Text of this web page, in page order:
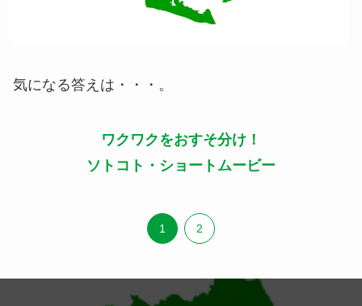
気になる答えは・・・。
ワクワクをおすそ分け！
ソトコト・ショートムービー
1 2